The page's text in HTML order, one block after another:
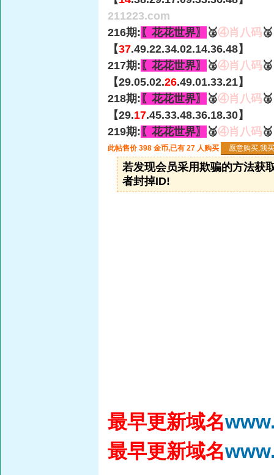
211223.com
216期: 〖花花世界〗 🥈④肖八码
【37.49.22.34.02.14.36.48】
217期: 〖花花世界〗 🥈④肖八码
【29.05.02.26.49.01.33.21】
218期: 〖花花世界〗 🥈④肖八码
【29.17.45.33.48.36.18.30】
219期: 〖花花世界〗 🥈④肖八码🥈
此帖售价 398 金币,已有 27 人购买
若发现会员采用欺骗的方法获
者封掉ID!
最早更新域名
最早更新域名